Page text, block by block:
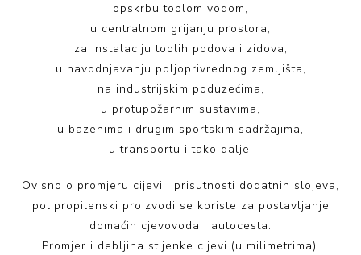
opskrbu toplom vodom,
u centralnom grijanju prostora,
za instalaciju toplih podova i zidova,
u navodnjavanju poljoprivrednog zemljišta,
na industrijskim poduzećima,
u protupožarnim sustavima,
u bazenima i drugim sportskim sadržajima,
u transportu i tako dalje.
Ovisno o promjeru cijevi i prisutnosti dodatnih slojeva,
polipropilenski proizvodi se koriste za postavljanje
domaćih cjevovoda i autocesta.
Promjer i debljina stijenke cijevi (u milimetrima).